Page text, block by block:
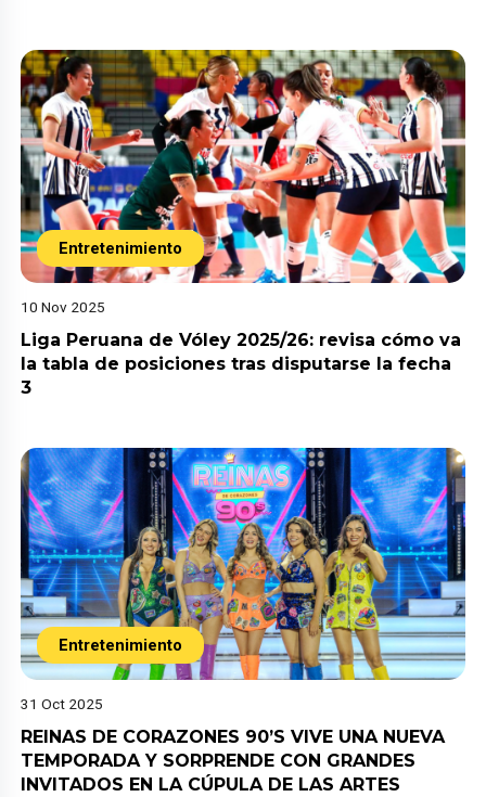
Entretenimiento
10 Nov 2025
Liga Peruana de Vóley 2025/26: revisa cómo va
la tabla de posiciones tras disputarse la fecha
3
Entretenimiento
31 Oct 2025
REINAS DE CORAZONES 90’S VIVE UNA NUEVA
TEMPORADA Y SORPRENDE CON GRANDES
INVITADOS EN LA CÚPULA DE LAS ARTES